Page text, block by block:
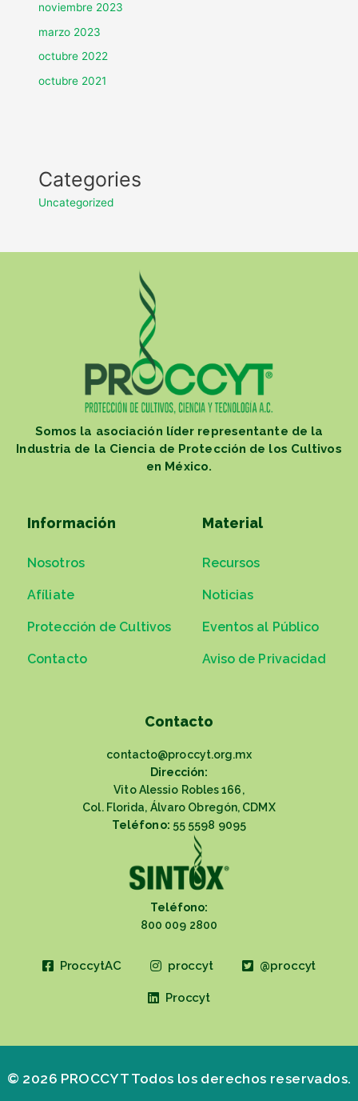
noviembre 2023
marzo 2023
octubre 2022
octubre 2021
Categories
Uncategorized
Somos la asociación líder representante de la
Industria de la Ciencia de Protección de los Cultivos
en México.
Información
Nosotros
Afíliate
Protección de Cultivos
Contacto
Material
Recursos
Noticias
Eventos al Público
Aviso de Privacidad
Contacto
contacto@proccyt.org.mx
Dirección:
Vito Alessio Robles 166,
Col. Florida, Álvaro Obregón, CDMX
Teléfono: 55 5598 9095
Teléfono:
800 009 2800
ProccytAC proccyt @proccyt
Proccyt
© 2026 PROCCYT Todos los derechos reservados.